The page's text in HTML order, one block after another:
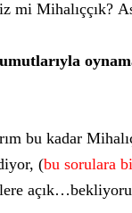
mi Mihalıççık?
bu kadar
(bu sorulara